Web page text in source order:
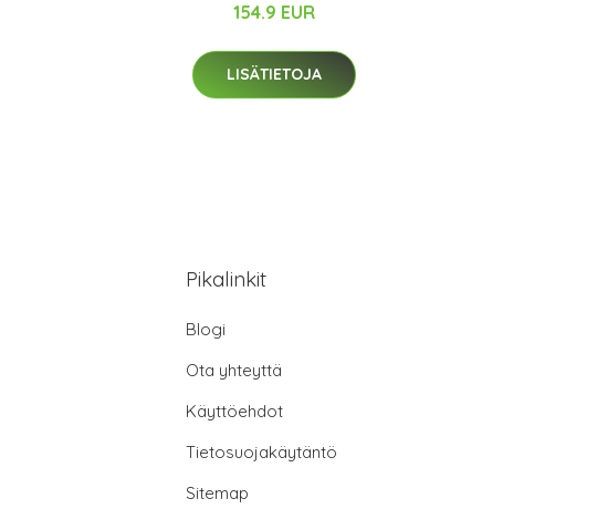
154.9 EUR
LISÄTIETOJA
Pikalinkit
Blogi
Ota yhteyttä
Käyttöehdot
Tietosuojakäytäntö
Sitemap